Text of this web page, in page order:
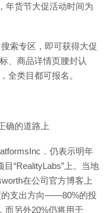
年货节大促活动时间为
索专区，即可获得大促
、商品详情页腰封认
全类目都可报名。
确的道路上
．仍表示明年
“RealityLabs”上。当地
在公司官方博客上
的支出方向——80%的投
而另外20%仍将用于